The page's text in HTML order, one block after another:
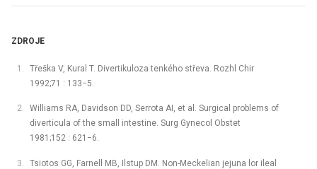
ZDROJE
Třeška V, Kural T. Divertikuloza tenkého střeva. Rozhl Chir
1992;71 : 133−5.
Williams RA, Davidson DD, Serrota AI, et al. Surgical problems of
diverticula of the small intestine. Surg Gynecol Obstet
1981;152 : 621−6.
Tsiotos GG, Farnell MB, Ilstup DM. Non-Meckelian jejuna lor ileal